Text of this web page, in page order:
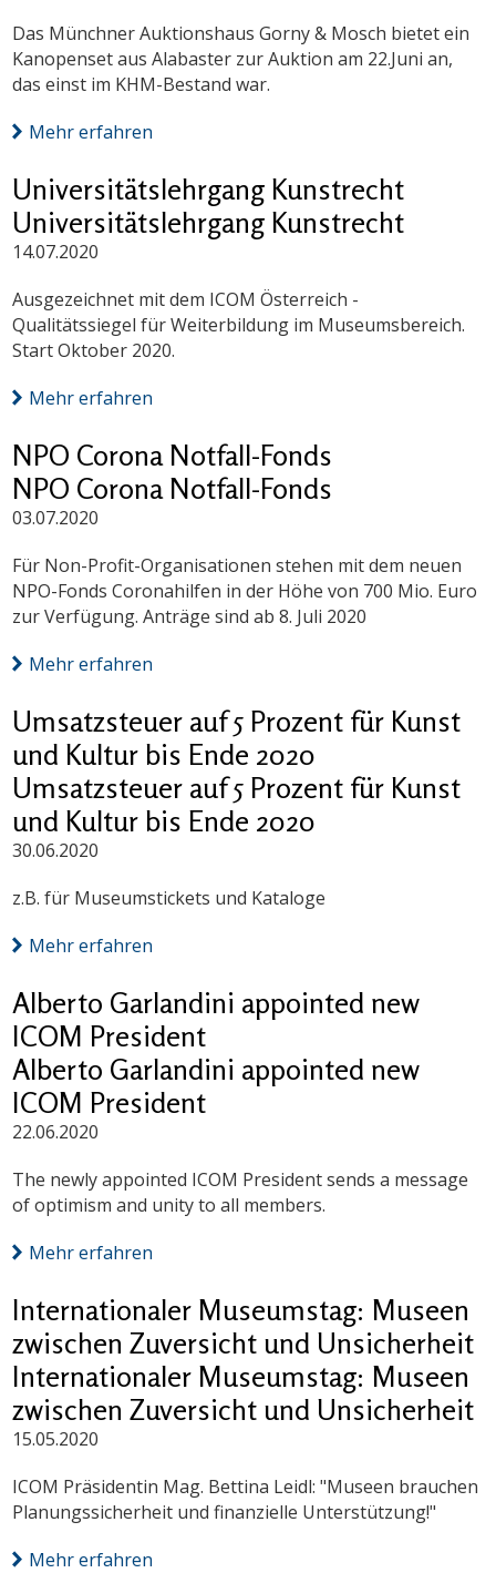
Das Münchner Auktionshaus Gorny & Mosch bietet ein
Kanopenset aus Alabaster zur Auktion am 22.Juni an,
das einst im KHM-Bestand war.
Mehr erfahren
Universitätslehrgang Kunstrecht
Universitätslehrgang Kunstrecht
14.07.2020
Ausgezeichnet mit dem ICOM Österreich -
Qualitätssiegel für Weiterbildung im Museumsbereich.
Start Oktober 2020.
Mehr erfahren
NPO Corona Notfall-Fonds
NPO Corona Notfall-Fonds
03.07.2020
Für Non-Profit-Organisationen stehen mit dem neuen
NPO-Fonds Coronahilfen in der Höhe von 700 Mio. Euro
zur Verfügung. Anträge sind ab 8. Juli 2020
Mehr erfahren
Umsatzsteuer auf 5 Prozent für Kunst
und Kultur bis Ende 2020
Umsatzsteuer auf 5 Prozent für Kunst
und Kultur bis Ende 2020
30.06.2020
z.B. für Museumstickets und Kataloge
Mehr erfahren
Alberto Garlandini appointed new
ICOM President
Alberto Garlandini appointed new
ICOM President
22.06.2020
The newly appointed ICOM President sends a message
of optimism and unity to all members.
Mehr erfahren
Internationaler Museumstag: Museen
zwischen Zuversicht und Unsicherheit
Internationaler Museumstag: Museen
zwischen Zuversicht und Unsicherheit
15.05.2020
ICOM Präsidentin Mag. Bettina Leidl: "Museen brauchen
Planungssicherheit und finanzielle Unterstützung!"
Mehr erfahren